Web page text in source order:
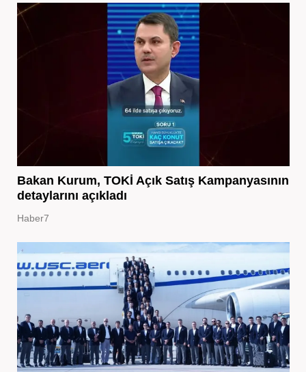
Bakan Kurum, TOKİ Açık Satış Kampanyasının
detaylarını açıkladı
Haber7